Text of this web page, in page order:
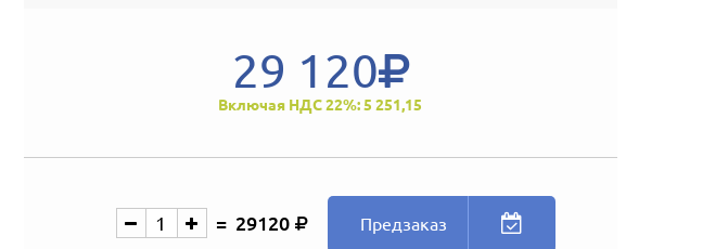
29 120
Включая НДС 22%: 5 251,15
29120 Предзаказ